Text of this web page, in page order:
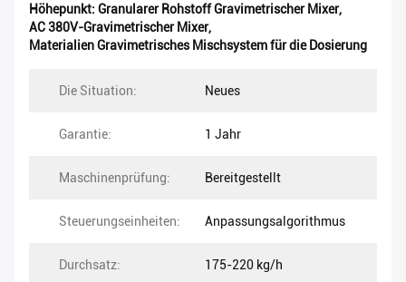
Höhepunkt: Granularer Rohstoff Gravimetrischer Mixer,
AC 380V-Gravimetrischer Mixer,
Materialien Gravimetrisches Mischsystem für die Dosierung
Die Situation: Neues
Garantie: 1 Jahr
Maschinenprüfung: Bereitgestellt
Steuerungseinheiten: Anpassungsalgorithmus
Durchsatz: 175-220 kg/h